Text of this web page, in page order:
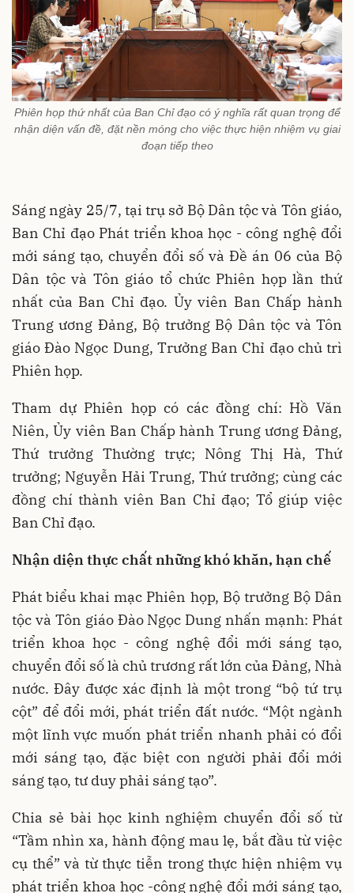
Phiên họp thứ nhất của Ban Chỉ đạo có ý nghĩa rất quan trọng để
nhận diện vấn đề, đặt nền móng cho việc thực hiện nhiệm vụ giai
đoạn tiếp theo
Sáng ngày 25/7, tại trụ sở Bộ Dân tộc và Tôn giáo,
Ban Chỉ đạo Phát triển khoa học - công nghệ đổi
mới sáng tạo, chuyển đổi số và Đề án 06 của Bộ
Dân tộc và Tôn giáo tổ chức Phiên họp lần thứ
nhất của Ban Chỉ đạo. Ủy viên Ban Chấp hành
Trung ương Đảng, Bộ trưởng Bộ Dân tộc và Tôn
giáo Đào Ngọc Dung, Trưởng Ban Chỉ đạo chủ trì
Phiên họp.
Tham dự Phiên họp có các đồng chí: Hồ Văn
Niên, Ủy viên Ban Chấp hành Trung ương Đảng,
Thứ trưởng Thường trực; Nông Thị Hà, Thứ
trưởng; Nguyễn Hải Trung, Thứ trưởng; cùng các
đồng chí thành viên Ban Chỉ đạo; Tổ giúp việc
Ban Chỉ đạo.
Nhận diện thực chất những khó khăn, hạn chế
Phát biểu khai mạc Phiên họp, Bộ trưởng Bộ Dân
tộc và Tôn giáo Đào Ngọc Dung nhấn mạnh: Phát
triển khoa học - công nghệ đổi mới sáng tạo,
chuyển đổi số là chủ trương rất lớn của Đảng, Nhà
nước. Đây được xác định là một trong “bộ tứ trụ
cột” để đổi mới, phát triển đất nước. “Một ngành
một lĩnh vực muốn phát triển nhanh phải có đổi
mới sáng tạo, đặc biệt con người phải đổi mới
sáng tạo, tư duy phải sáng tạo”.
Chia sẻ bài học kinh nghiệm chuyển đổi số từ
“Tầm nhìn xa, hành động mau lẹ, bắt đầu từ việc
cụ thể” và từ thực tiễn trong thực hiện nhiệm vụ
phát triển khoa học -công nghệ đổi mới sáng tạo,